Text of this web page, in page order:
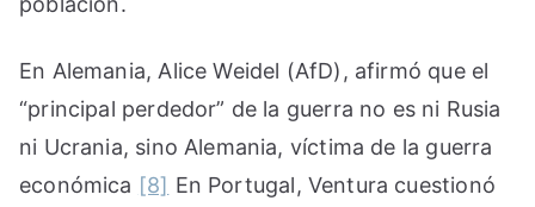
En Alemania, Alice Weidel (AfD), afirmó que el
“principal perdedor” de la guerra no es ni Rusia
ni Ucrania, sino Alemania, víctima de la guerra
económica [8] En Portugal, Ventura cuestionó